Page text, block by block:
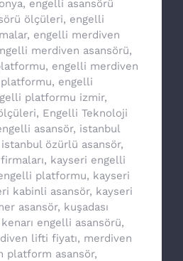
, engelli asansörü
ölçüleri, engelli
, engelli merdiven
merdiven asansörü,
, engelli merdiven
, engelli
platformu izmir,
, Engelli Teknoloji
asansör, istanbul
istanbul özürlü asansör,
, kayseri engelli
platformu, kayseri
kabinli asansör, kayseri
asansör, kuşadası
engelli asansörü,
lifti fiyatı, merdiven
platform asansör,